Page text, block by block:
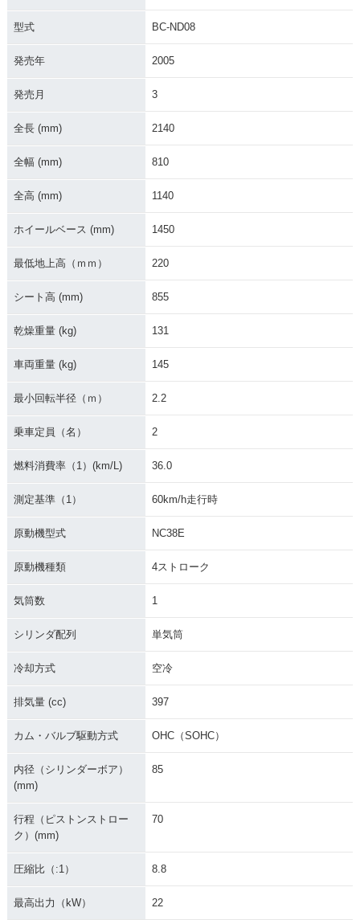
型式 BC-ND08
発売年 2005
発売月 3
全長 (mm) 2140
全幅 (mm) 810
全高 (mm) 1140
ホイールベース (mm) 1450
最低地上高（ｍｍ） 220
シート高 (mm) 855
乾燥重量 (kg) 131
車両重量 (kg) 145
最小回転半径（ｍ） 2.2
乗車定員（名） 2
燃料消費率（1）(km/L) 36.0
測定基準（1） 60km/h走行時
原動機型式 NC38E
原動機種類 4ストローク
気筒数 1
シリンダ配列 単気筒
冷却方式 空冷
排気量 (cc) 397
カム・バルブ駆動方式 OHC（SOHC）
内径（シリンダーボア）
(mm)
85
行程（ピストンストロー
ク）(mm)
70
圧縮比（:1） 8.8
最高出力（kW） 22